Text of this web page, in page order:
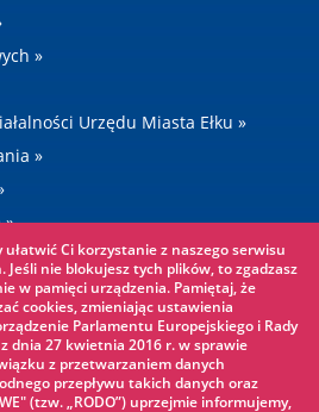
»
Urzędu Miasta Ełku »
»
»
Ci korzystanie z naszego serwisu
Jeśli nie blokujesz tych plików, to zgadzasz
w pamięci urządzenia. Pamiętaj, że
cookies, zmieniając ustawienia
Parlamentu Europejskiego i Rady
dnia 27 kwietnia 2016 r. w sprawie
z przetwarzaniem danych
przepływu takich danych oraz
(tzw. „RODO”) uprzejmie informujemy,